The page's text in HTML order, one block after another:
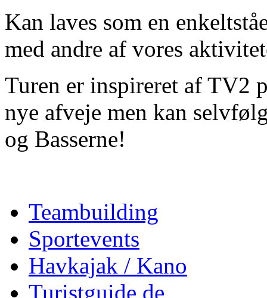
Kan laves som en
med andre af vores
Turen er inspireret af TV2
nye afveje men kan
og Basserne!
Teambuilding
Sportevents
Havkajak / Kano
Turistguide de